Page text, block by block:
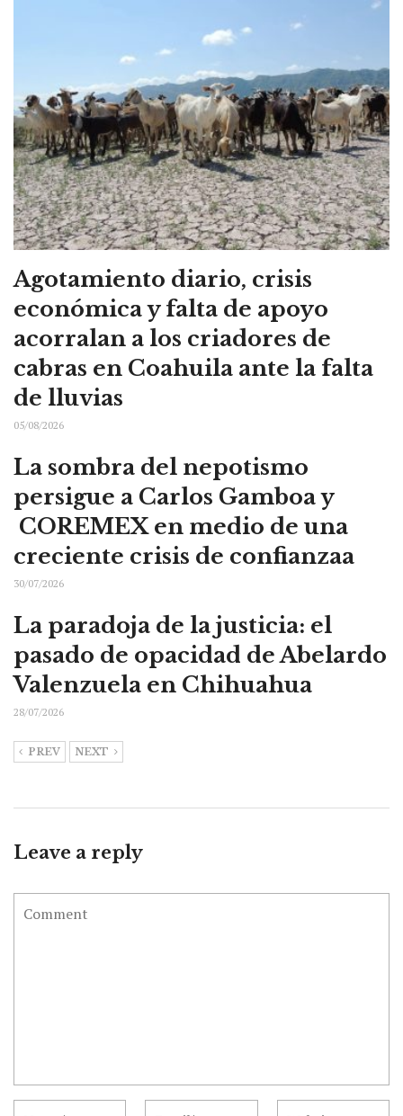
Agotamiento diario, crisis
económica y falta de apoyo
acorralan a los criadores de
cabras en Coahuila ante la falta
de lluvias
05/08/2026
La sombra del nepotismo
persigue a Carlos Gamboa y
COREMEX en medio de una
creciente crisis de confianzaa
30/07/2026
La paradoja de la justicia: el
pasado de opacidad de Abelardo
Valenzuela en Chihuahua
28/07/2026
PREV NEXT
Leave a reply